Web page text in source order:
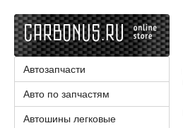
Автозапчасти
Авто по запчастям
Автошины легковые